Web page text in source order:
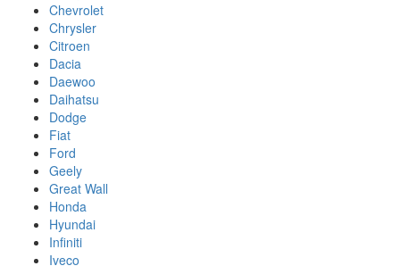
Chevrolet
Chrysler
Citroen
Dacia
Daewoo
Daihatsu
Dodge
Fiat
Ford
Geely
Great Wall
Honda
Hyundai
Infiniti
Iveco